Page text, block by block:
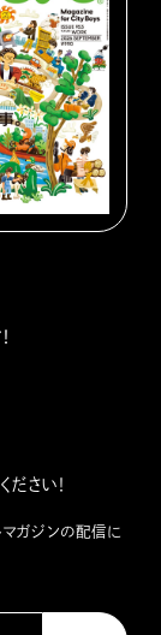
さい！
マガジンの配信に